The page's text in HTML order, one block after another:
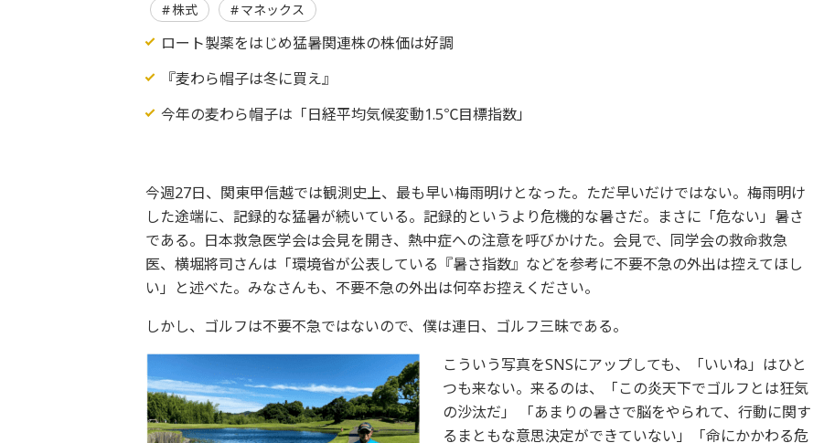
株式 マネックス
ロート製薬をはじめ猛暑関連株の株価は好調
『麦わら帽子は冬に買え』
今年の麦わら帽子は「日経平均気候変動1.5℃目標指数」
今週27日、関東甲信越では観測史上、最も早い梅雨明けとなった。ただ早いだけではない。梅雨明け
した途端に、記録的な猛暑が続いている。記録的というより危機的な暑さだ。まさに「危ない」暑さ
である。日本救急医学会は会見を開き、熱中症への注意を呼びかけた。会見で、同学会の救命救急
医、横堀將司さんは「環境省が公表している『暑さ指数』などを参考に不要不急の外出は控えてほし
い」と述べた。みなさんも、不要不急の外出は何卒お控えください。
しかし、ゴルフは不要不急ではないので、僕は連日、ゴルフ三昧である。
こういう写真をSNSにアップしても、「いいね」はひと
つも来ない。来るのは、「この炎天下でゴルフとは狂気
の沙汰だ」 「あまりの暑さで脳をやられて、行動に関す
るまともな意思決定ができていない」「命にかかわる危